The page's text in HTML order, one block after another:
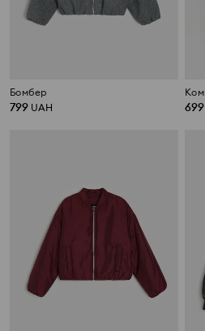
Бомбер
799 UAH 699